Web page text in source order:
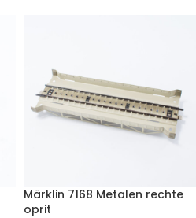
Märklin 7168 Metalen rechte
oprit